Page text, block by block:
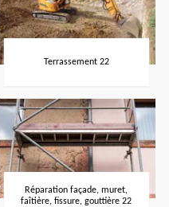
Terrassement 22
Réparation façade, muret,
faîtière, fissure, gouttière 22